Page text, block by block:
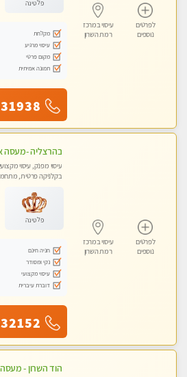
לפרטים
נוספים
עיסוי במרכז
רמת השרון
פלטינה
מקלחת
עיסוי מרגיע
מקום פרטי
תמונה אמיתית
לפרטים
נוספים
עיסוי במרכז
רמת השרון
עיסוי מפנק, עיסוי
בקלניקה פרטית,
פלטינה
חניה חינם
נקי ומסודר
עיסוי מקצועי
דוברת עיברית